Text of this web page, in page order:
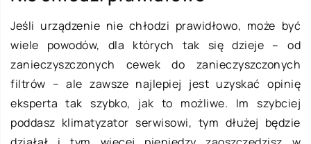
Jeśli urządzenie nie chłodzi prawidłowo, może być
wiele powodów, dla których tak się dzieje – od
zanieczyszczonych cewek do zanieczyszczonych
filtrów – ale zawsze najlepiej jest uzyskać opinię
eksperta tak szybko, jak to możliwe. Im szybciej
poddasz klimatyzator serwisowi, tym dłużej będzie